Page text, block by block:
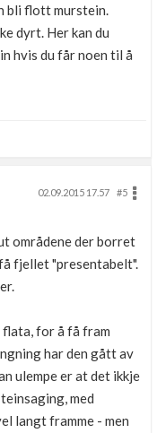
bli flott murstein.
dyrt. Her kan du
hvis du får noen til å
02.09.2015 17.57
#5
områdene der borret
fjellet "presentabelt".
flata, for å få fram
har den gått av
ulempe er at det ikkje
med
langt framme - men